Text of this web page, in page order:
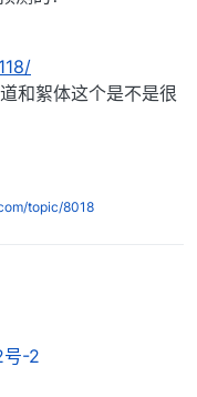
和絮体这个是不是很
topic/8018
号-2